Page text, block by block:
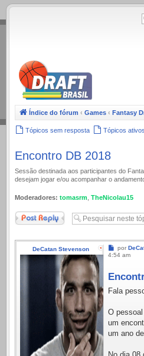
.
Índice do fórum ‹ Games ‹ Fantasy
Tópicos sem resposta Tópicos ativos
Encontro DB 2018
Sessão destinada aos participantes do
desejam jogar e/ou acompanhar o
Moderadores: tomasrm TheNicolau15
Responder
DeCatan Stevenson por
4:54 am
Fala
O
um
um ano